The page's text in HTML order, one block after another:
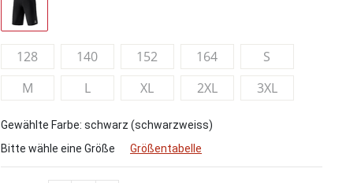
128 140 152 164
S
M
L XL 2XL 3XL
Gewählte Farbe: schwarz (schwarzweiss)
Bitte wähle eine Größe
Größentabelle